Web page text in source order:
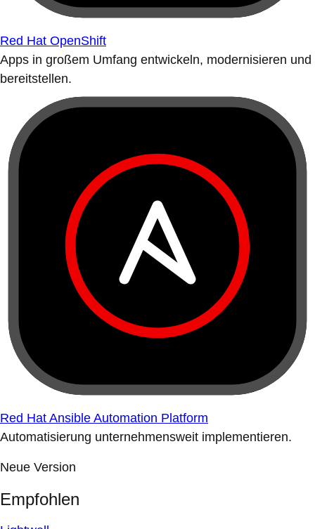
Red Hat OpenShift
Apps in großem Umfang entwickeln, modernisieren und
bereitstellen.
Red Hat Ansible Automation Platform
Automatisierung unternehmensweit implementieren.
Neue Version
Empfohlen